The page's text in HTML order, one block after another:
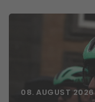
08. AUGUST 2026